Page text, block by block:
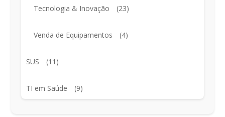
Tecnologia & Inovação (23)
Venda de Equipamentos (4)
SUS (11)
TI em Saúde (9)